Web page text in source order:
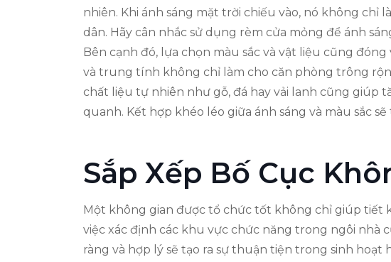
nhiên. Khi ánh sáng mặt trời chiếu vào, nó không chỉ
dân. Hãy cân nhắc sử dụng rèm cửa mỏng để ánh
Bên cạnh đó, lựa chọn màu sắc và vật liệu cũng
và trung tính không chỉ làm cho căn phòng trông
chất liệu tự nhiên như gỗ, đá hay vải lanh cũng giúp
quanh. Kết hợp khéo léo giữa ánh sáng và màu sắc
Sắp Xếp Bố Cục
Một không gian được tổ chức tốt không chỉ giúp tiết
việc xác định các khu vực chức năng trong ngôi nhà
ràng và hợp lý sẽ tạo ra sự thuận tiện trong sinh hoạt